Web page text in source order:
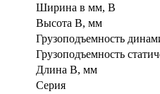
Ширина в мм, B
Высота B, мм
Грузоподъемность
Грузоподъемность
Длина B, мм
Серия